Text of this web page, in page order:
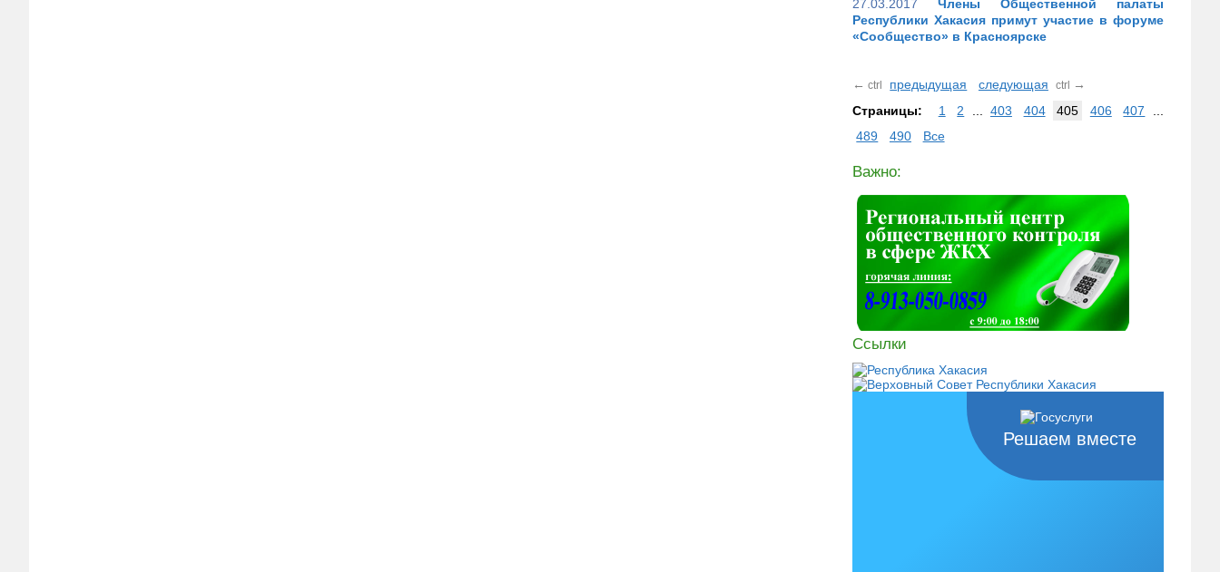
27.03.2017
Члены Общественной палаты
Республики Хакасия примут участие в форуме
«Сообщество» в Красноярске
← ctrl предыдущая следующая ctrl
→
Страницы:
1 2 403 404 405 406 407
489
490 Все
Важно:
Ссылки
Решаем вместе